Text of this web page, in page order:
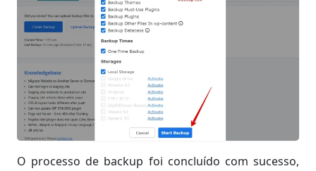
O processo de backup foi concluído com sucesso,